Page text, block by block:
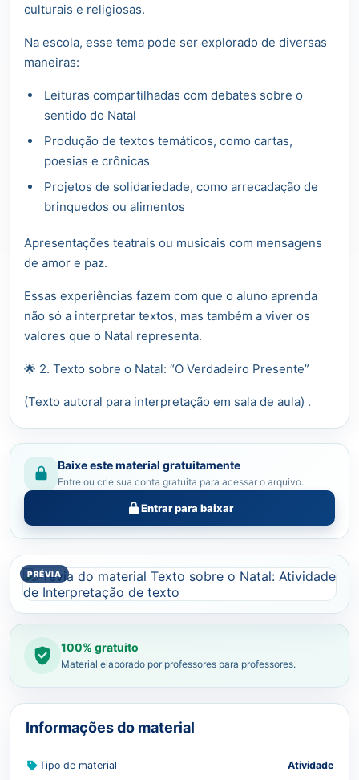
100% gratuito
Material elaborado por professores para professores.
culturais e religiosas.
Na escola, esse tema pode ser explorado de diversas
maneiras:
Leituras compartilhadas com debates sobre o
sentido do Natal
Produção de textos temáticos, como cartas,
poesias e crônicas
Projetos de solidariedade, como arrecadação de
brinquedos ou alimentos
Apresentações teatrais ou musicais com mensagens
de amor e paz.
Essas experiências fazem com que o aluno aprenda
não só a interpretar textos, mas também a viver os
valores que o Natal representa.
🌟 2. Texto sobre o Natal: “O Verdadeiro Presente”
(Texto autoral para interpretação em sala de aula) .
Baixe este material gratuitamente
Entre ou crie sua conta gratuita para acessar o arquivo.
Entrar para baixar
Informações do material
Tipo de material Atividade